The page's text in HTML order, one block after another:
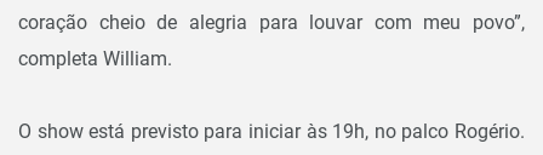
coração cheio de alegria para louvar com meu povo”,
completa William.
O show está previsto para iniciar às 19h, no palco Rogério.